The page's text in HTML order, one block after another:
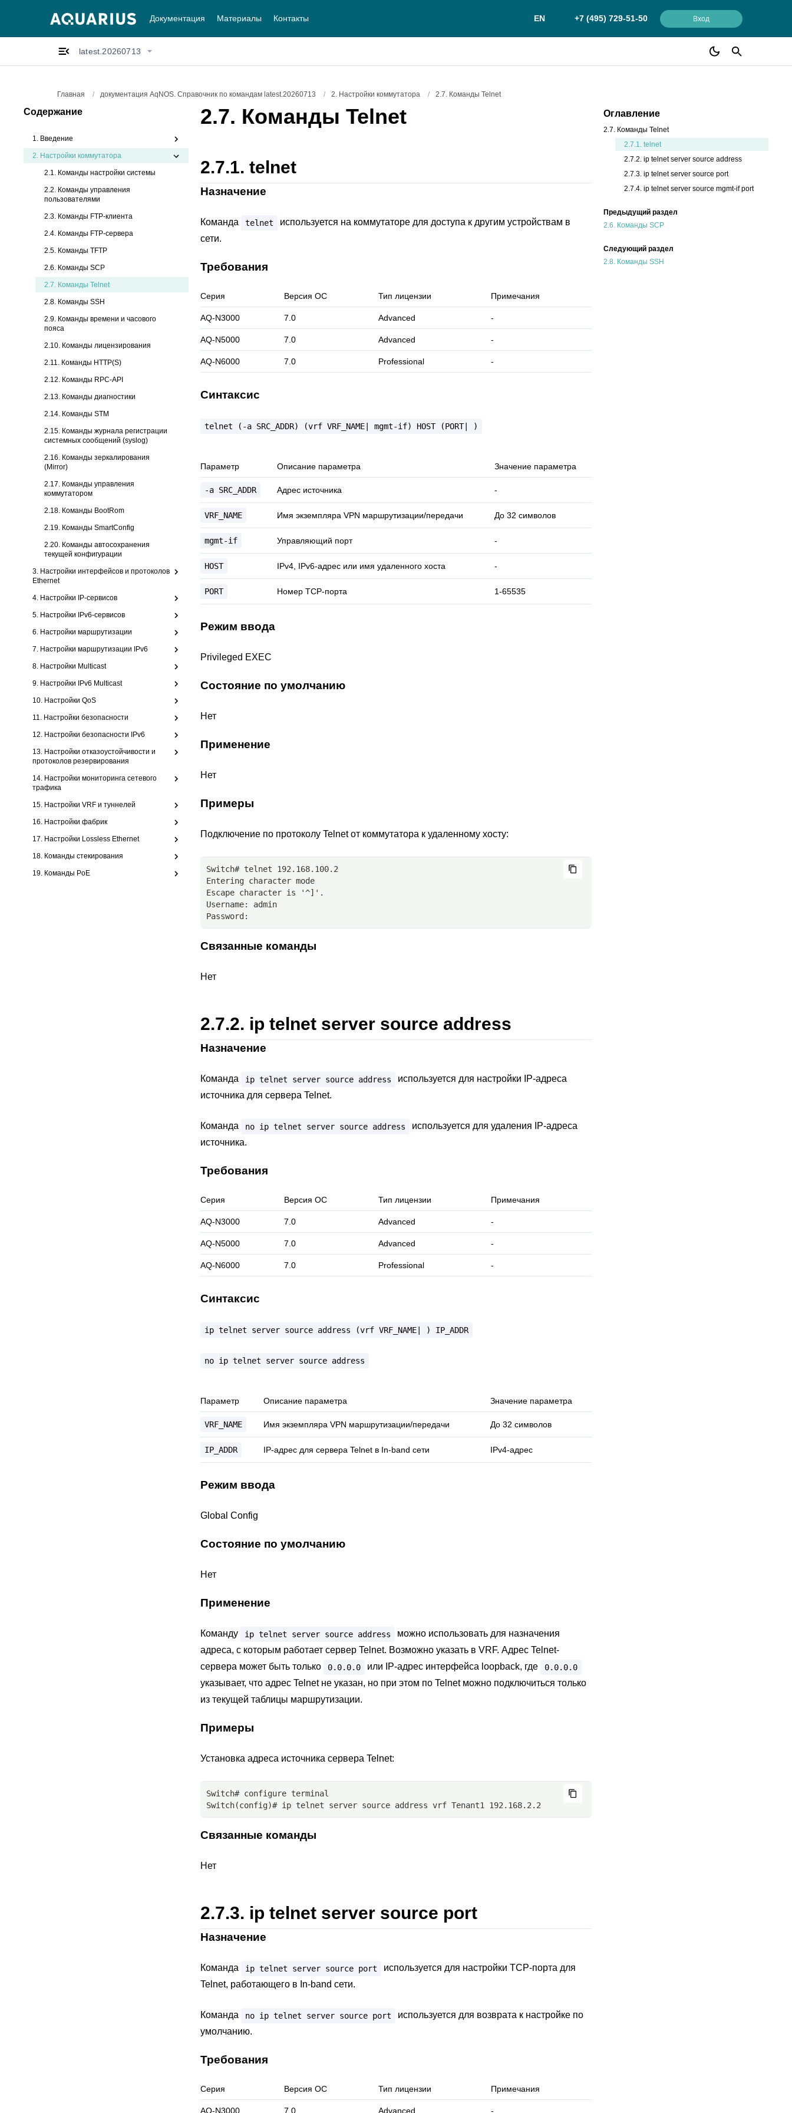
Документация Материалы Контакты EN +7 (495) 729-51-50 Вход
latest.20260713
Главная / документация AqNOS. Справочник по командам latest.20260713 / 2. Настройки коммутатора / 2.7. Команды Telnet
Содержание
1. Введение
2. Настройки коммутатора
2.1. Команды настройки системы
2.2. Команды управления
пользователями
2.3. Команды FTP-клиента
2.4. Команды FTP-сервера
2.5. Команды TFTP
2.6. Команды SCP
2.7. Команды Telnet
2.8. Команды SSH
2.9. Команды времени и часового
пояса
2.10. Команды лицензирования
2.11. Команды HTTP(S)
2.12. Команды RPC-API
2.13. Команды диагностики
2.14. Команды STM
2.15. Команды журнала регистрации
системных сообщений (syslog)
2.16. Команды зеркалирования
(Mirror)
2.17. Команды управления
коммутатором
2.18. Команды BootRom
2.19. Команды SmartConfig
2.20. Команды автосохранения
текущей конфигурации
3. Настройки интерфейсов и протоколов
Ethernet
4. Настройки IP-сервисов
5. Настройки IPv6-сервисов
6. Настройки маршрутизации
7. Настройки маршрутизации IPv6
8. Настройки Multicast
9. Настройки IPv6 Multicast
10. Настройки QoS
11. Настройки безопасности
12. Настройки безопасности IPv6
13. Настройки отказоустойчивости и
протоколов резервирования
14. Настройки мониторинга сетевого
трафика
15. Настройки VRF и туннелей
16. Настройки фабрик
17. Настройки Lossless Ethernet
18. Команды стекирования
19. Команды PoE
2.7. Команды Telnet
2.7.1. telnet
Назначение
Команда telnet
используется на коммутаторе для доступа к другим устройствам в
сети.
Требования
Серия Версия ОС Тип лицензии Примечания
AQ-N3000 7.0 Advanced -
AQ-N5000 7.0 Advanced -
AQ-N6000 7.0 Professional -
Синтаксис
telnet (-a SRC_ADDR) (vrf VRF_NAME| mgmt-if) HOST (PORT| )
Параметр Описание параметра Значение параметра
-a SRC_ADDR Адрес источника -
VRF_NAME Имя экземпляра VPN маршрутизации/передачи До 32 символов
mgmt-if Управляющий порт -
HOST IPv4, IPv6-адрес или имя удаленного хоста -
PORT Номер TCP-порта 1-65535
Режим ввода
Privileged EXEC
Состояние по умолчанию
Нет
Применение
Нет
Примеры
Подключение по протоколу Telnet от коммутатора к удаленному хосту:
Switch# telnet 192.168.100.2
Entering character mode
Escape character is '^]'.
Username: admin
Password:
Связанные команды
Нет
2.7.2. ip telnet server source address
Назначение
Команда ip telnet server source address
используется для настройки IP-адреса
источника для сервера Telnet.
Команда no ip telnet server source address
используется для удаления IP-адреса
источника.
Требования
Серия Версия ОС Тип лицензии Примечания
AQ-N3000 7.0 Advanced -
AQ-N5000 7.0 Advanced -
AQ-N6000 7.0 Professional -
Синтаксис
ip telnet server source address (vrf VRF_NAME| ) IP_ADDR
no ip telnet server source address
Параметр Описание параметра Значение параметра
VRF_NAME Имя экземпляра VPN маршрутизации/передачи До 32 символов
IP_ADDR IP-адрес для сервера Telnet в In-band сети IPv4-адрес
Режим ввода
Global Config
Состояние по умолчанию
Нет
Применение
Команду ip telnet server source address
можно использовать для назначения
адреса, с которым работает сервер Telnet. Возможно указать в VRF. Адрес Telnet-
сервера может быть только
0.0.0.0 или IP-адрес интерфейса loopback, где 0.0.0.0
указывает, что адрес Telnet не указан, но при этом по Telnet можно подключиться только
из текущей таблицы маршрутизации.
Примеры
Установка адреса источника сервера Telnet:
Switch# configure terminal
Switch(config)# ip telnet server source address vrf Tenant1 192.168.2.2
Связанные команды
Нет
2.7.3. ip telnet server source port
Назначение
Команда ip telnet server source port
используется для настройки TCP-порта для
Telnet, работающего в In-band сети.
Команда no ip telnet server source port
используется для возврата к настройке по
умолчанию.
Требования
Серия Версия ОС Тип лицензии Примечания
AQ-N3000 7.0 Advanced -
Оглавление
2.7. Команды Telnet
2.7.1. telnet
2.7.2. ip telnet server source address
2.7.3. ip telnet server source port
2.7.4. ip telnet server source mgmt-if port
Предыдущий раздел
2.6. Команды SCP
Следующий раздел
2.8. Команды SSH